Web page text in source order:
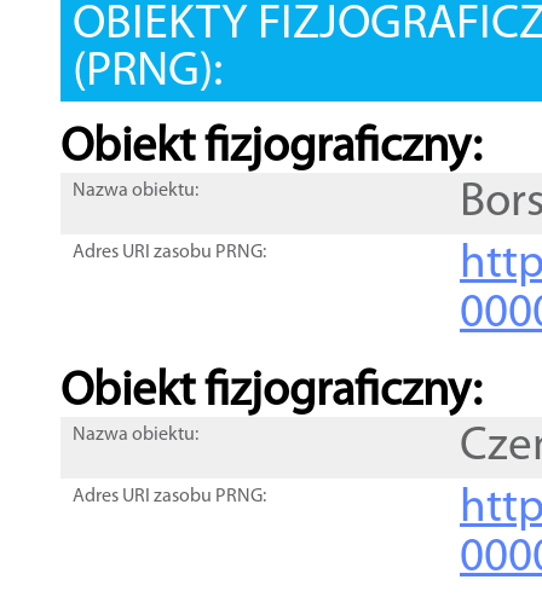
OBIEKTY
(PRNG):
Obiekt fizjograficzny:
Nazwa obiektu:
Adres URI zasobu PRNG:
Obiekt fizjograficzny:
Nazwa obiektu:
Adres URI zasobu PRNG: